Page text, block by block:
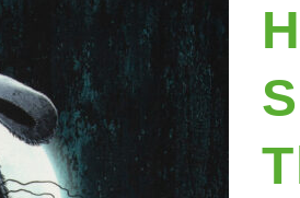
Add to
wishlist